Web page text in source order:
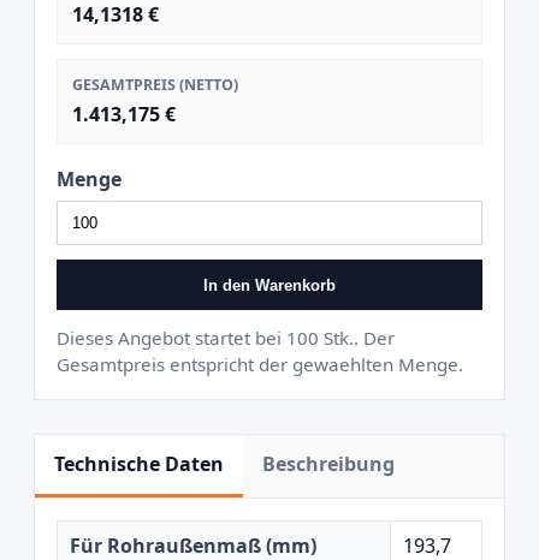
14,1318 €
GESAMTPREIS (NETTO)
1.413,175 €
Menge
In den Warenkorb
Dieses Angebot startet bei 100 Stk.. Der
Gesamtpreis entspricht der gewaehlten Menge.
Technische Daten Beschreibung
Für Rohraußenmaß (mm)
193,7